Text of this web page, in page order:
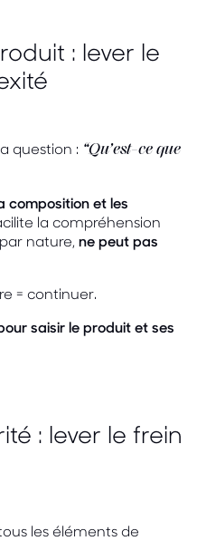
: lever le
question : “Qu’est-ce que
composition et les
la compréhension
nature, ne peut pas
= continuer.
saisir le produit et ses
: lever le frein
les éléments de